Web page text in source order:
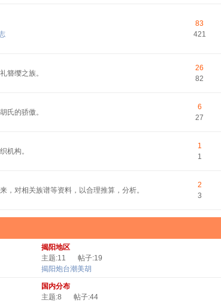
83
421
簪缨之族。
26
82
氏的骄傲。
6
27
机构。
1
1
，对相关族谱等资料，以合理推算，分析。
2
3
揭阳地区
主题:11
帖子:19
揭阳炮台潮美胡
国内分布
主题:8
帖子:44